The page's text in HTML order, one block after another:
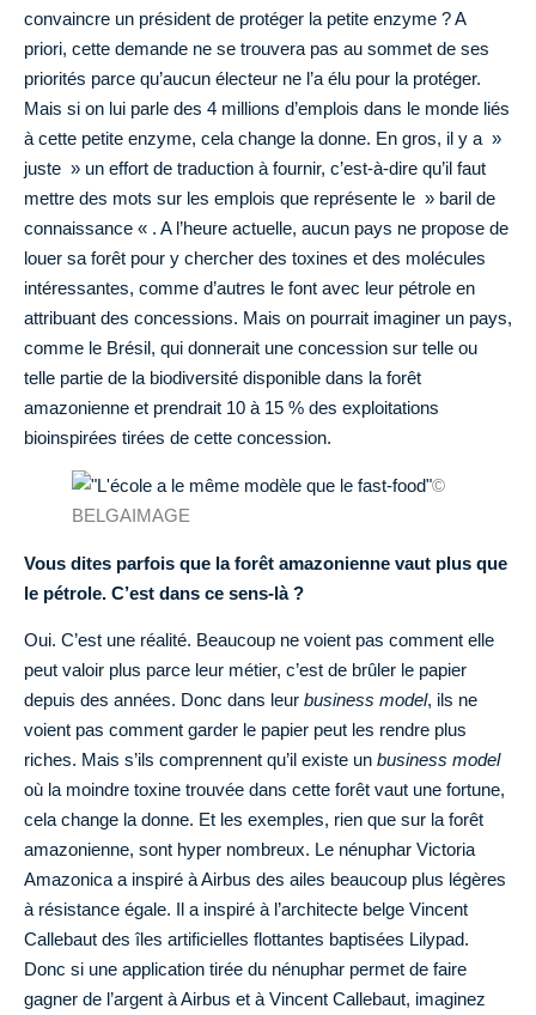
convaincre un président de protéger la petite enzyme ? A
priori, cette demande ne se trouvera pas au sommet de ses
priorités parce qu’aucun électeur ne l’a élu pour la protéger.
Mais si on lui parle des 4 millions d’emplois dans le monde liés
à cette petite enzyme, cela change la donne. En gros, il y a »
juste » un effort de traduction à fournir, c’est-à-dire qu’il faut
mettre des mots sur les emplois que représente le » baril de
connaissance « . A l’heure actuelle, aucun pays ne propose de
louer sa forêt pour y chercher des toxines et des molécules
intéressantes, comme d’autres le font avec leur pétrole en
attribuant des concessions. Mais on pourrait imaginer un pays,
comme le Brésil, qui donnerait une concession sur telle ou
telle partie de la biodiversité disponible dans la forêt
amazonienne et prendrait 10 à 15 % des exploitations
bioinspirées tirées de cette concession.
©
BELGAIMAGE
Vous dites parfois que la forêt amazonienne vaut plus que
le pétrole. C’est dans ce sens-là ?
Oui. C’est une réalité. Beaucoup ne voient pas comment elle
peut valoir plus parce leur métier, c’est de brûler le papier
depuis des années. Donc dans leur business model, ils ne
voient pas comment garder le papier peut les rendre plus
riches. Mais s’ils comprennent qu’il existe un business model
où la moindre toxine trouvée dans cette forêt vaut une fortune,
cela change la donne. Et les exemples, rien que sur la forêt
amazonienne, sont hyper nombreux. Le nénuphar Victoria
Amazonica a inspiré à Airbus des ailes beaucoup plus légères
à résistance égale. Il a inspiré à l’architecte belge Vincent
Callebaut des îles artificielles flottantes baptisées Lilypad.
Donc si une application tirée du nénuphar permet de faire
gagner de l’argent à Airbus et à Vincent Callebaut, imaginez